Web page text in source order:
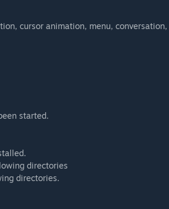
cursor animation, menu, conversation,
started.
directories
directories.